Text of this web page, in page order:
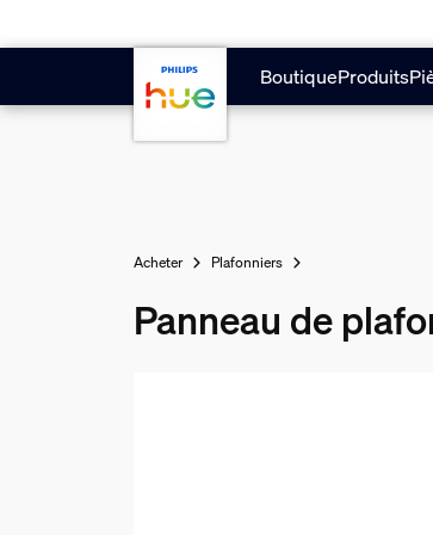
BoutiqueProduits
Acheter Plafonniers
Panneau de